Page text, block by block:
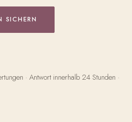
SICHERN
· Antwort innerhalb 24 Stunden ·